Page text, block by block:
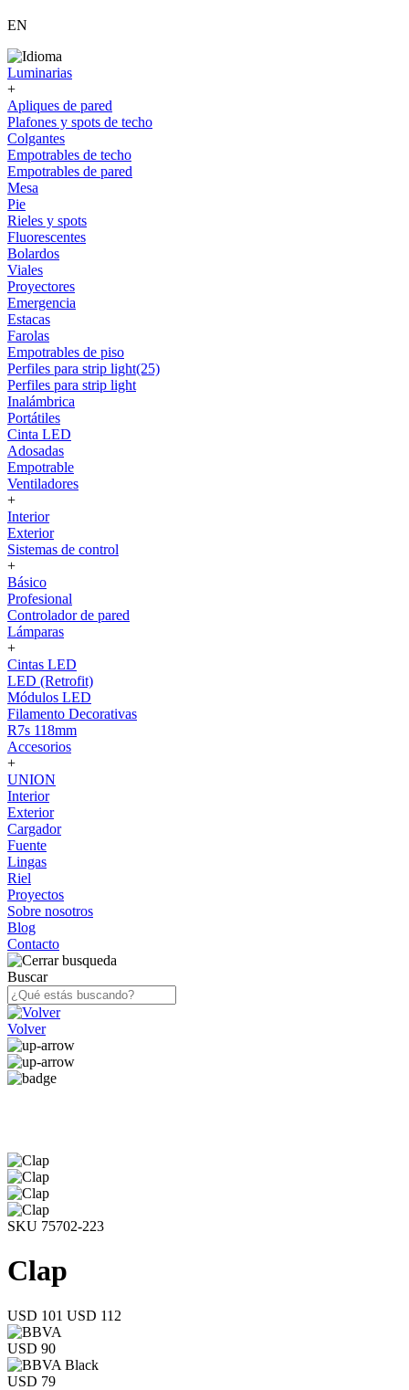
EN
Luminarias
+
Apliques de pared
Plafones y spots de techo
Colgantes
Empotrables de techo
Empotrables de pared
Mesa
Pie
Rieles y spots
Fluorescentes
Bolardos
Viales
Proyectores
Emergencia
Estacas
Farolas
Empotrables de piso
Perfiles para strip light(25)
Perfiles para strip light
Inalámbrica
Portátiles
Cinta LED
Adosadas
Empotrable
Ventiladores
+
Interior
Exterior
Sistemas de control
+
Básico
Profesional
Controlador de pared
Lámparas
+
Cintas LED
LED (Retrofit)
Módulos LED
Filamento Decorativas
R7s 118mm
Accesorios
+
UNION
Interior
Exterior
Cargador
Fuente
Lingas
Riel
Proyectos
Sobre nosotros
Blog
Contacto
Buscar
Volver
SKU 75702-223
Clap
USD 101 USD 112
USD 90
USD 79